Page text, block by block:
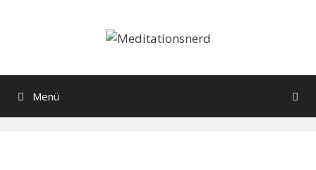
Menü